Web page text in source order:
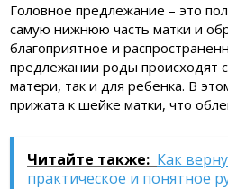
Головное предлежание – это
самую нижнюю часть матки и
благоприятное и
предлежании роды происходят
матери, так и для ребенка. В
прижата к шейке матки, что
Читайте также: Как
практическое и понятное